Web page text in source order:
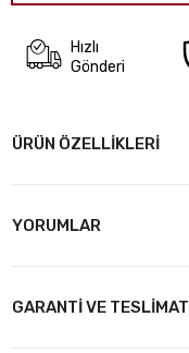
Hızlı
Gönderi
ÜRÜN ÖZELLİKLERİ
YORUMLAR
GARANTİ VE TESLİMAT